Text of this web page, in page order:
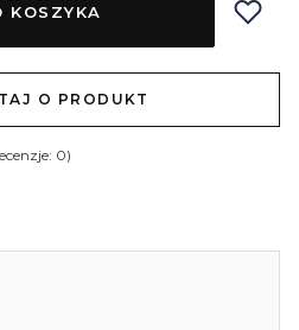
KOSZYKA
O PRODUKT
0)